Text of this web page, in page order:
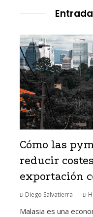
Cómo las
reducir
exportación
Diego Salvatierra
Malasia es una